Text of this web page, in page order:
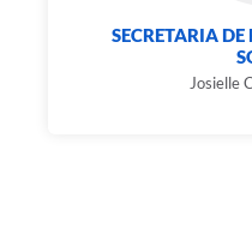
SECRETARIA
Josielle